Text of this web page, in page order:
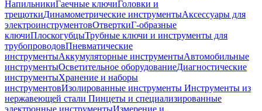
НапильникиГаечные ключиГоловки и
трещоткиДинамометрические инструментыАксессуары для
электроинструментовОтверткиГ-образные
ключиПлоскогубцыТрубные ключи и инструменты для
трубопроводовПневматические
инструментыАккумуляторные инструментыАвтомобильные
инструментыОсветительное оборудованиеДиагностические
инструментыХранение и наборы
инструментовИзолированные инструменты Инструменты из
нержавеющей стали Пинцеты и специализированные
электронные инструментыИзмерение и